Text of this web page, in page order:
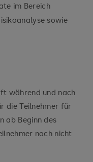
im Bereich
sowie
während und nach
die Teilnehmer für
ab Beginn des
noch nicht